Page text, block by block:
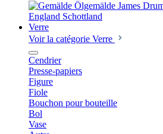
Verre
Voir la catégorie Verre
Cendrier
Presse-papiers
Figure
Fiole
Bouchon pour bouteille
Bol
Vase